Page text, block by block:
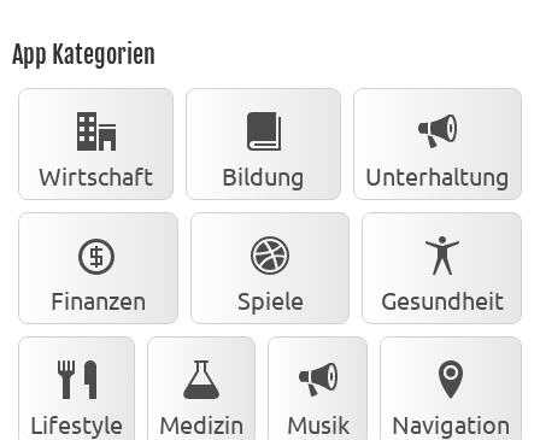
App Kategorien
Wirtschaft Bildung Unterhaltung
Finanzen Spiele Gesundheit
Lifestyle Medizin Musik Navigation